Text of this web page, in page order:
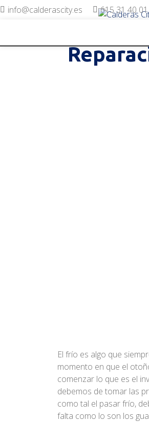
info@calderascity.es
615 31 40 01
El frío es algo que
momento en que el
comenzar lo que es el
debemos de tomar las
como tal el pasar frío,
falta como lo son los